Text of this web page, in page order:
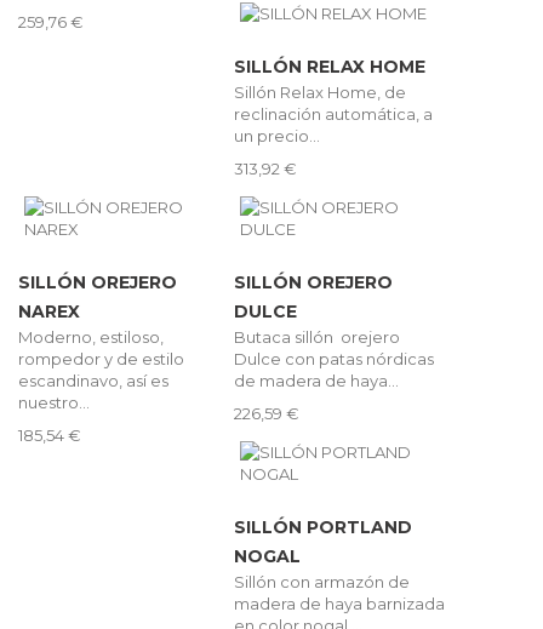
259,76 €
SILLÓN RELAX HOME
Sillón Relax Home, de
reclinación automática, a
un precio...
313,92 €
SILLÓN OREJERO
NAREX
Moderno, estiloso,
rompedor y de estilo
escandinavo, así es
nuestro...
185,54 €
SILLÓN OREJERO
DULCE
Butaca sillón orejero
Dulce con patas nórdicas
de madera de haya...
226,59 €
SILLÓN PORTLAND
NOGAL
Sillón con armazón de
madera de haya barnizada